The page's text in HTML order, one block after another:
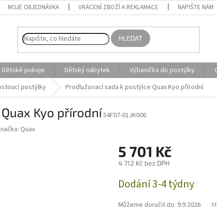
MOJE OBJEDNÁVKA VRÁCENÍ ZBOŽÍ A REKLAMACE NAPIŠTE NÁM
HLEDAT
Dětské pokoje Dětský nábytek Výbavička do postýlky
postýlky Prodlužovací sada k postýlce Quax Kyo přírodní
Kyo přírodní54F07-01JK006
Quax
5 701 Kč
4 712 Kč bez DPH
cena:
Dodání 3-4 týdny
Můžeme doručit do: 9.9.2026